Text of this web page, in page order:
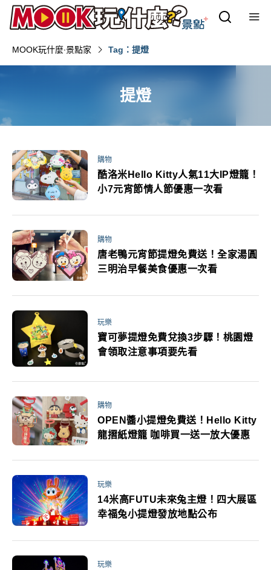
MOOK玩什麼‧景點家 Tag：提燈
提燈
購物
酷洛米Hello Kitty人氣11大IP燈籠！
小7元宵節情人節優惠一次看
購物
唐老鴨元宵節提燈免費送！全家湯圓
三明治早餐美食優惠一次看
玩樂
寶可夢提燈免費兌換3步驟！桃園燈
會領取注意事項要先看
購物
OPEN醬小提燈免費送！Hello Kitty
龍摺紙燈籠 咖啡買一送一放大優惠
玩樂
14米高FUTU未來兔主燈！四大展區
幸福兔小提燈發放地點公布
玩樂